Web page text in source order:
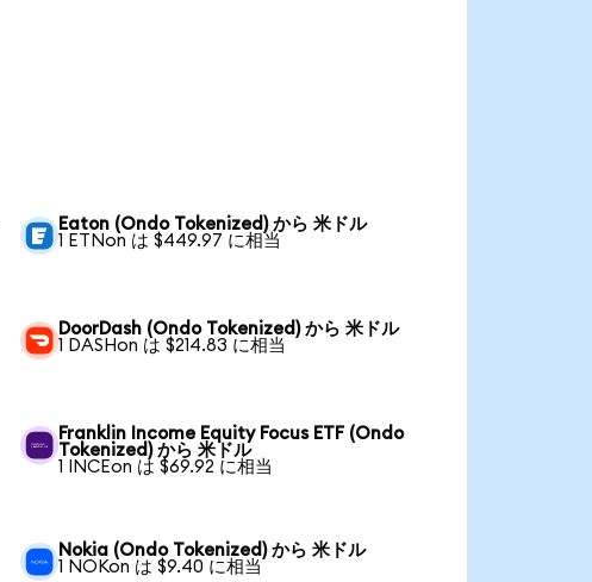
Eaton (Ondo Tokenized) から 米ドル
1 ETNon は $449.97 に相当
DoorDash (Ondo Tokenized) から 米ドル
1 DASHon は $214.83 に相当
Franklin Income Equity Focus ETF (Ondo
Tokenized) から 米ドル
1 INCEon は $69.92 に相当
Nokia (Ondo Tokenized) から 米ドル
1 NOKon は $9.40 に相当